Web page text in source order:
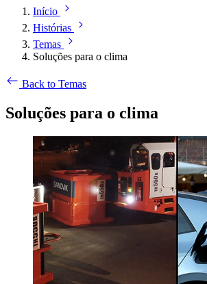
Início
Histórias
Temas
Soluções para o clima
Back to Temas
Soluções para o clima